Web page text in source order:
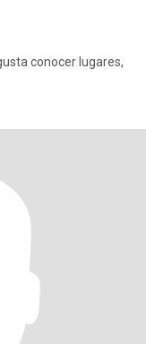
conocer lugares,